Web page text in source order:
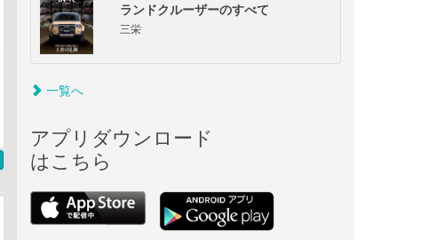
ランドクルーザーのすべて
三栄
一覧へ
アプリダウンロード
はこちら